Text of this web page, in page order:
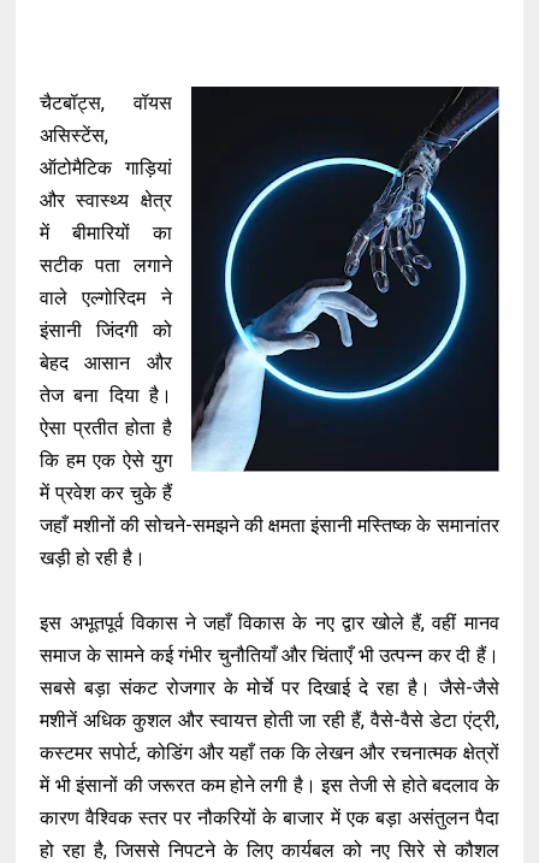
चैटबॉट्स, वॉयस
असिस्टेंस,
ऑटोमैटिक गाड़ियां
और स्वास्थ्य क्षेत्र
में बीमारियों का
सटीक पता लगाने
वाले एल्गोरिदम ने
इंसानी जिंदगी को
बेहद आसान और
तेज बना दिया है।
ऐसा प्रतीत होता है
कि हम एक ऐसे युग
में प्रवेश कर चुके हैं
जहाँ मशीनों की सोचने-समझने की क्षमता इंसानी मस्तिष्क के समानांतर
खड़ी हो रही है।
इस अभूतपूर्व विकास ने जहाँ विकास के नए द्वार खोले हैं, वहीं मानव
समाज के सामने कई गंभीर चुनौतियाँ और चिंताएँ भी उत्पन्न कर दी हैं।
सबसे बड़ा संकट रोजगार के मोर्चे पर दिखाई दे रहा है। जैसे-जैसे
मशीनें अधिक कुशल और स्वायत्त होती जा रही हैं, वैसे-वैसे डेटा एंट्री,
कस्टमर सपोर्ट, कोडिंग और यहाँ तक कि लेखन और रचनात्मक क्षेत्रों
में भी इंसानों की जरूरत कम होने लगी है। इस तेजी से होते बदलाव के
कारण वैश्विक स्तर पर नौकरियों के बाजार में एक बड़ा असंतुलन पैदा
हो रहा है, जिससे निपटने के लिए कार्यबल को नए सिरे से कौशल